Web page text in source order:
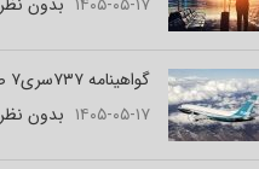
گواهینامه ۷۳۷سری۷ صادر شد
۱۴۰۵-۰۵-۱۷ بدون نظر